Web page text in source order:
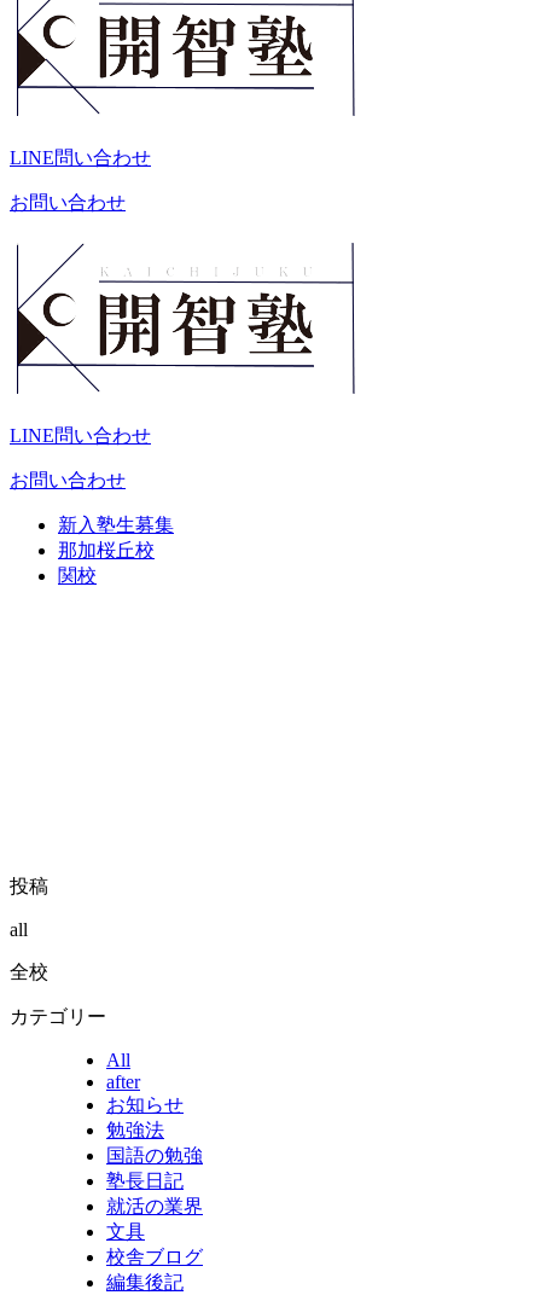
LINE問い合わせ
お問い合わせ
LINE問い合わせ
お問い合わせ
新入塾生募集
那加桜丘校
関校
投稿
all
全校
カテゴリー
All
after
お知らせ
勉強法
国語の勉強
塾長日記
就活の業界
文具
校舎ブログ
編集後記